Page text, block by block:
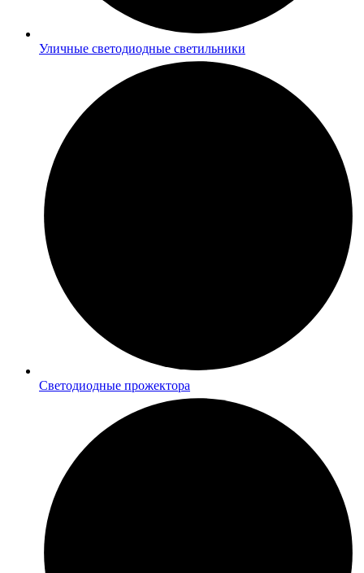
Уличные светодиодные светильники
Светодиодные прожектора